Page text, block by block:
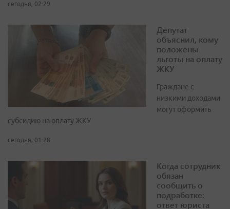
сегодня, 02:29
Депутат
объяснил, кому
положены
льготы на оплату
ЖКУ
Граждане с
низкими доходами
могут оформить
субсидию на оплату ЖКУ
сегодня, 01:28
Когда сотрудник
обязан
сообщить о
подработке:
ответ юриста